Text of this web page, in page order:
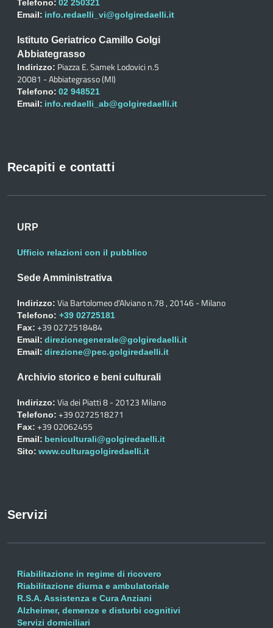
Telefono: 02 250321
Email: info.redaelli_vi@golgiredaelli.it
Istituto Geriatrico Camillo Golgi
Abbiategrasso
Indirizzo: Piazza E. Samek Lodovici n.5
20081 - Abbiategrasso (MI)
Telefono: 02 948521
Email: info.redaelli_ab@golgiredaelli.it
Recapiti e contatti
URP
Ufficio relazioni con il pubblico
Sede Amministrativa
Indirizzo: Via Bartolomeo d'Alviano n.78 , 20146 - Milano
Telefono: +39 02725181
Fax: +39 0272518484
Email: direzionegenerale@golgiredaelli.it
Email: direzione@pec.golgiredaelli.it
Archivio storico e beni culturali
Indirizzo: Via dei Piatti 8 - 20123 Milano
Telefono: +39 0272518271
Fax: +39 02062455
Email: beniculturali@golgiredaelli.it
Sito: www.culturagolgiredaelli.it
Servizi
Riabilitazione in regime di ricovero
Riabilitazione diurna e ambulatoriale
R.S.A. Assistenza e Cura Anziani
Alzheimer, demenze e disturbi cognitivi
Servizi domiciliari